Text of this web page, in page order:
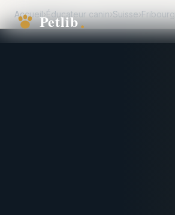
Accueil›Éducateur canin›Suisse›Fribourg